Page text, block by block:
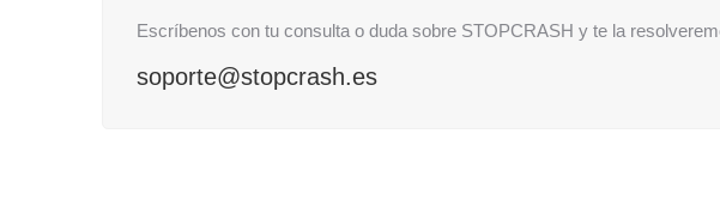
Escríbenos con tu consulta o duda sobre STOPCRASH y te la
soporte@stopcrash.es